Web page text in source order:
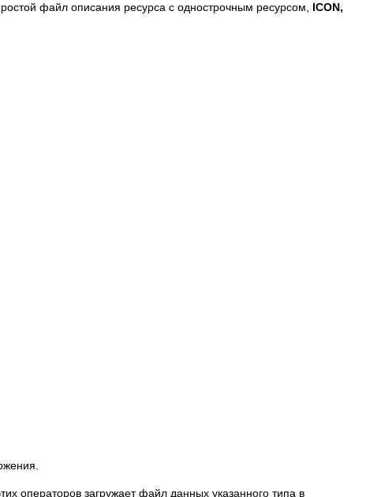
файл описания ресурса с однострочным ресурсом, ICON,
операторов загружает файл данных указанного типа в